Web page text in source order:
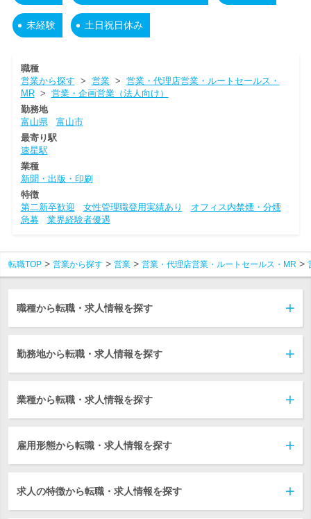
未経験 土日祝日休み
職種
営業から探す > 営業> 営業・代理店営業・ルートセールス・
MR> 営業・企画営業（法人向け）
勤務地
富山県
富山市
最寄り駅
速星駅
業種
新聞・出版・印刷
特徴
第二新卒歓迎
女性管理職登用実績あり
オフィス内禁煙・分煙
急募
業界経験者優遇
転職TOP 営業から探す 営業 営業・代理店営業・ルートセールス・MR
職種から転職・求人情報を探す
勤務地から転職・求人情報を探す
業種から転職・求人情報を探す
雇用形態から転職・求人情報を探す
求人の特徴から転職・求人情報を探す